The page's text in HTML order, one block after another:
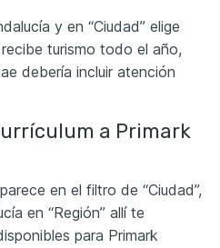
y en “Ciudad” elige
turismo todo el año,
debería incluir atención
a Primark
en el filtro de “Ciudad”,
en “Región” allí te
para Primark